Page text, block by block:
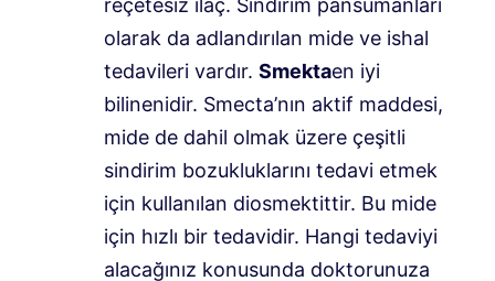
reçetesiz ilaç. Sindirim pansumanları
olarak da adlandırılan mide ve ishal
tedavileri vardır. Smektaen iyi
bilinenidir. Smecta’nın aktif maddesi,
mide de dahil olmak üzere çeşitli
sindirim bozukluklarını tedavi etmek
için kullanılan diosmektittir. Bu mide
için hızlı bir tedavidir. Hangi tedaviyi
alacağınız konusunda doktorunuza